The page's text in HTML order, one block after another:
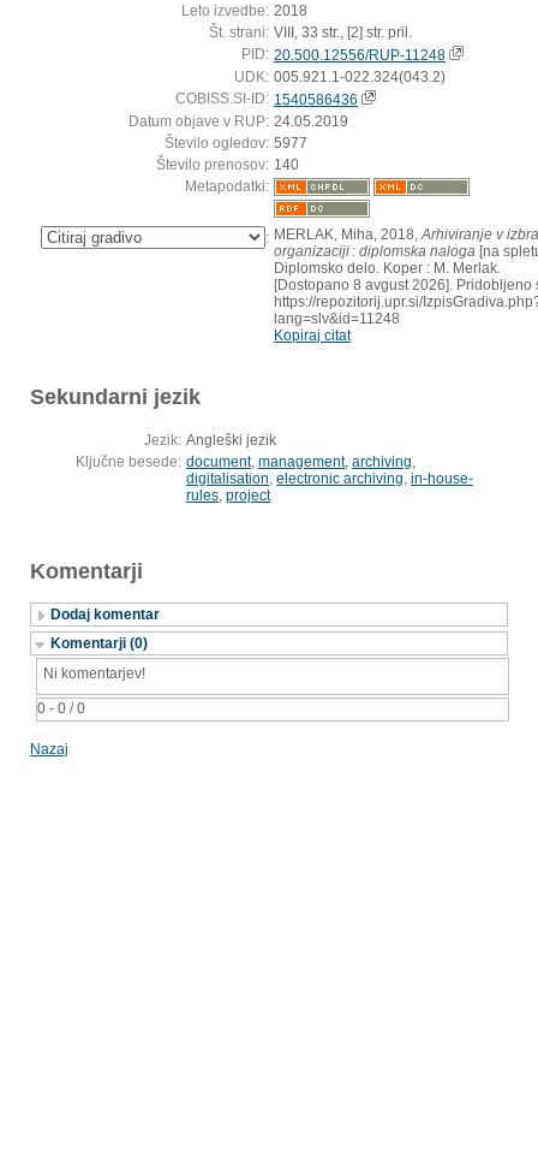
Leto izvedbe: 2018
Št. strani: VIII, 33 str., [2] str. pril.
PID: 20.500.12556/RUP-11248
UDK: 005.921.1-022.324(043.2)
COBISS.SI-ID: 1540586436
Datum objave v RUP: 24.05.2019
Število ogledov: 5977
Število prenosov: 140
Metapodatki:
: MERLAK, Miha, 2018, Arhiviranje v
organizaciji : diplomska naloga [na
Diplomsko delo. Koper : M. Merlak.
[Dostopano 8 avgust 2026]. Pridobljeno
https://repozitorij.upr.si/
lang=slv&id=11248
Kopiraj citat
Sekundarni jezik
Jezik: Angleški jezik
Ključne besede: document, management, archiving,
digitalisation, electronic archiving, in-house-
rules, project
Komentarji
Dodaj komentar
Komentarji (0)
0 - 0 / 0
Ni komentarjev!
Nazaj